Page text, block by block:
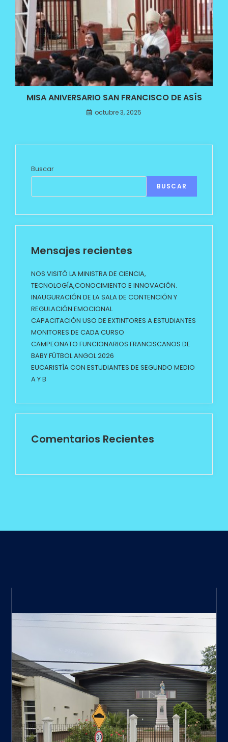
MISA ANIVERSARIO SAN FRANCISCO DE ASÍS
octubre 3, 2025
Buscar
BUSCAR
Mensajes recientes
NOS VISITÓ LA MINISTRA DE CIENCIA,
TECNOLOGÍA,CONOCIMIENTO E INNOVACIÓN.
INAUGURACIÓN DE LA SALA DE CONTENCIÓN Y
REGULACIÓN EMOCIONAL
CAPACITACIÓN USO DE EXTINTORES A ESTUDIANTES
MONITORES DE CADA CURSO
CAMPEONATO FUNCIONARIOS FRANCISCANOS DE
BABY FÚTBOL ANGOL 2026
EUCARISTÍA CON ESTUDIANTES DE SEGUNDO MEDIO
A Y B
Comentarios Recientes